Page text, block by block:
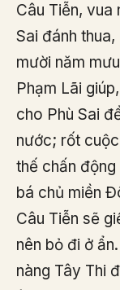
Câu Tiễn, vua
Sai đánh
mười năm
Phạm Lãi
cho Phù Sai
nước; rốt
thế chấn
bá chủ miền
Câu Tiễn sẽ
nên bỏ đi ở
nàng Tây Thi